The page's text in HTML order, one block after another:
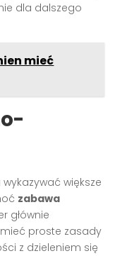
dla dalszego
mieć
większe
zabawa
głównie
proste zasady
z dzieleniem się